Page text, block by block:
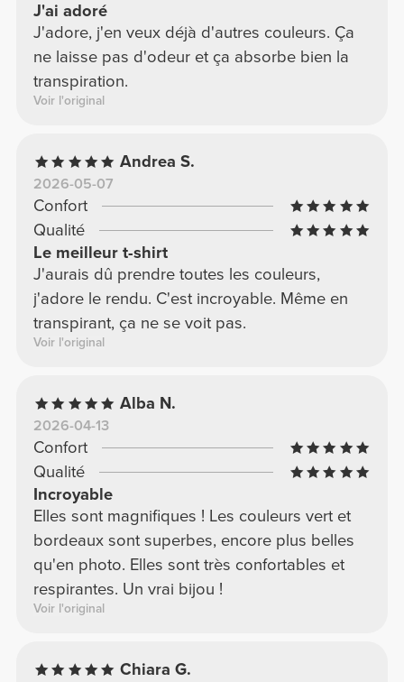
J'ai adoré
J'adore, j'en veux déjà d'autres couleurs. Ça
ne laisse pas d'odeur et ça absorbe bien la
transpiration.
Voir l'original
Andrea S.
2026-05-07
Confort
Qualité
Le meilleur t-shirt
J'aurais dû prendre toutes les couleurs,
j'adore le rendu. C'est incroyable. Même en
transpirant, ça ne se voit pas.
Voir l'original
Alba N.
2026-04-13
Confort
Qualité
Incroyable
Elles sont magnifiques ! Les couleurs vert et
bordeaux sont superbes, encore plus belles
qu'en photo. Elles sont très confortables et
respirantes. Un vrai bijou !
Voir l'original
Chiara G.